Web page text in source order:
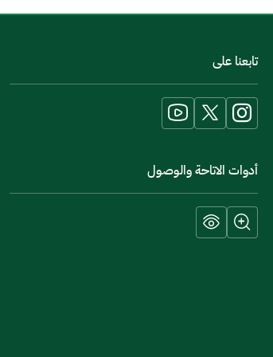
في هذه الخدمة
تابعنا على
أدوات الاتاحة والوصول